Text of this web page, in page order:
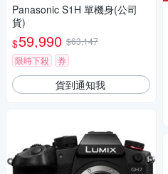
Panasonic S1H 單機身(公司
貨)
$59,990 $63,147
限時下殺
券
貨到通知我